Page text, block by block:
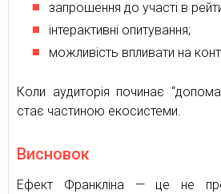
запрошення до участі в
інтерактивні опитування;
можливість впливати на
Коли аудиторія починає
стає частиною екосистеми.
Висновок
Ефект Франкліна — це не